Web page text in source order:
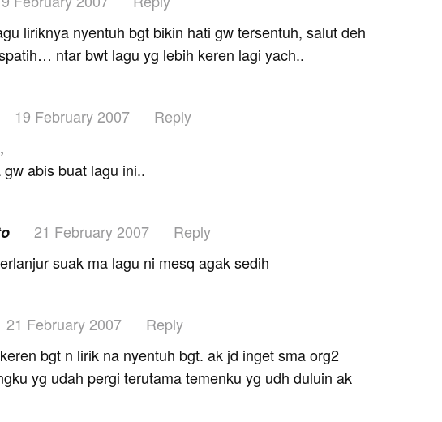
liriknya nyentuh bgt bikin hati gw tersentuh, salut deh
ntar bwt lagu yg lebih keren lagi yach..
19 February 2007
Reply
abis buat lagu ini..
21 February 2007
Reply
suak ma lagu ni mesq agak sedih
21 February 2007
Reply
bgt n lirik na nyentuh bgt. ak jd inget sma org2
yg udah pergi terutama temenku yg udh duluin ak